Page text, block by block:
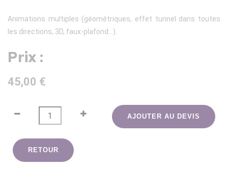
Animations multiples (géométriques, effet tunnel dans toutes
les directions, 3D, faux-plafond...).
Prix :
45,00 €
AJOUTER AU DEVIS
RETOUR